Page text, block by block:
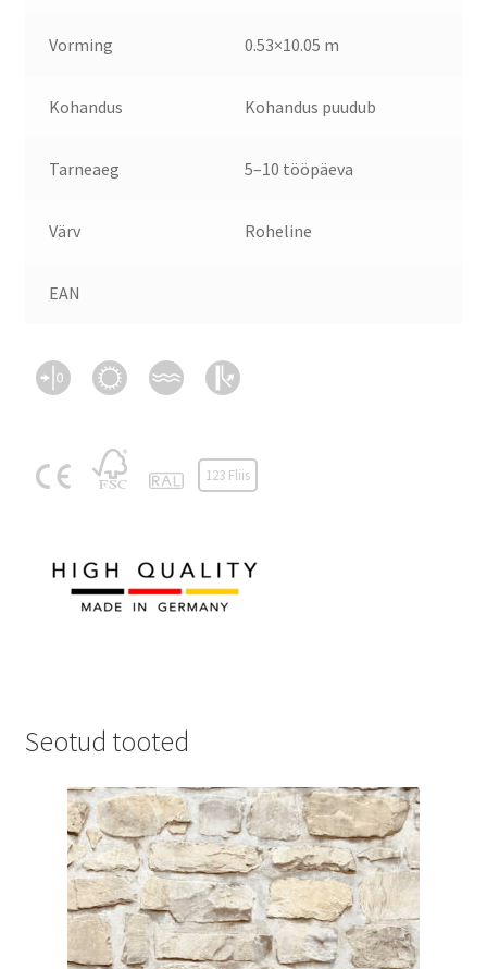
Vorming 0.53×10.05 m
Kohandus Kohandus puudub
Tarneaeg 5–10 tööpäeva
Värv Roheline
EAN
123 Fliis
Seotud tooted